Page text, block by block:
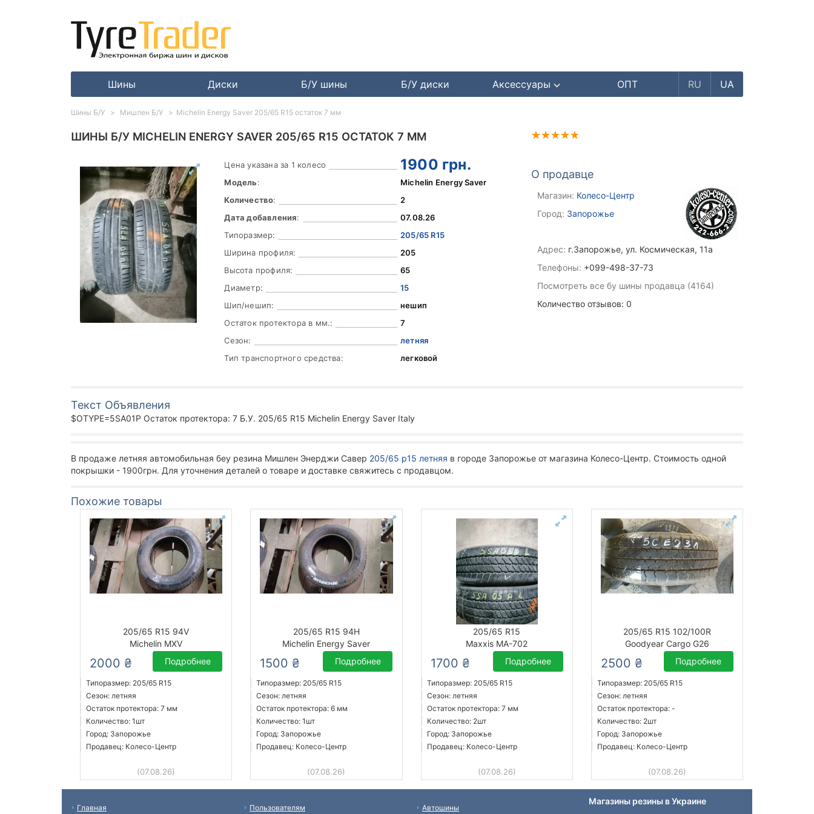
Шины Диски Б/У шины Б/У диски Аксессуары ОПТ RU UA
ШИНЫ Б/У MICHELIN ENERGY SAVER 205/65 R15 ОСТАТОК 7 ММ
Цена указана за 1 колесо 1900 грн.
Модель:
Michelin Energy Saver
Количество:
2
Дата добавления:
07.08.26
Типоразмер:
205/65 R15
Ширина профиля:
205
Высота профиля:
65
Диаметр:
15
Шип/нешип:
нешип
Остаток протектора в мм.:
7
Сезон:
летняя
Тип транспортного средства:
легковой
О продавце
Магазин: Колесо-Центр
Город: Запорожье
Адрес: г.Запорожье, ул. Космическая, 11а
Телефоны: +099-498-37-73
Посмотреть все бу шины продавца (4164)
Количество отзывов: 0
Текст Объявления
$OTYPE=5SA01P Остаток протектора: 7 Б.У. 205/65 R15 Michelin Energy Saver Italy
В продаже летняя автомобильная беу резина Мишлен Энерджи Савер 205/65 р15 летняя в городе Запорожье от магазина Колесо-Центр. Стоимость одной
покрышки - 1900грн. Для уточнения деталей о товаре и доставке свяжитесь с продавцом.
Похожие товары
205/65 R15 94V
Michelin MXV
2000 ₴ Подробнее
Типоразмер: 205/65 R15
Сезон: летняя
Остаток протектора: 7 мм
Количество: 1шт
Город: Запорожье
Продавец: Колесо-Центр
(07.08.26)
205/65 R15 94H
Michelin Energy Saver
1500 ₴ Подробнее
Типоразмер: 205/65 R15
Сезон: летняя
Остаток протектора: 6 мм
Количество: 1шт
Город: Запорожье
Продавец: Колесо-Центр
(07.08.26)
205/65 R15
Maxxis MA-702
1700 ₴ Подробнее
Типоразмер: 205/65 R15
Сезон: летняя
Остаток протектора: 7 мм
Количество: 2шт
Город: Запорожье
Продавец: Колесо-Центр
(07.08.26)
205/65 R15 102/100R
Goodyear Cargo G26
2500 ₴ Подробнее
Типоразмер: 205/65 R15
Сезон: летняя
Остаток протектора: -
Количество: 2шт
Город: Запорожье
Продавец: Колесо-Центр
(07.08.26)
Шины Б/У Мишлен Б/У Michelin Energy Saver 205/65 R15 остаток 7 мм
Главная Пользователям Автошины
Магазины резины в Украине